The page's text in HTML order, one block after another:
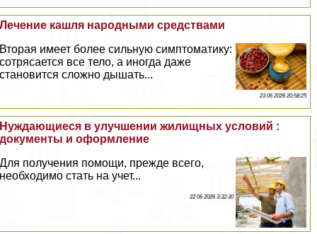
Лечение кашля народными средствами
Вторая имеет более сильную симптоматику:
сотрясается все тело, а иногда даже
становится сложно дышать...
23 06 2026 20:58:25
Нуждающиеся в улучшении жилищных условий :
документы и оформление
Для получения помощи, прежде всего,
необходимо стать на учет...
22 06 2026 3:32:30